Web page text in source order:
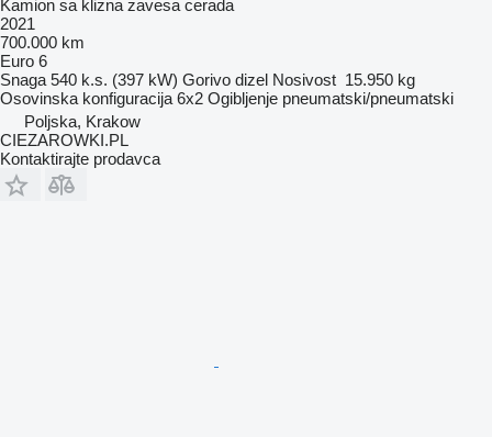
Kamion sa klizna zavesa cerada
2021
700.000 km
Euro 6
Snaga 540 k.s. (397 kW) Gorivo dizel Nosivost 15.950 kg
Osovinska konfiguracija 6x2 Ogibljenje pneumatski/pneumatski
Poljska, Krakow
CIEZAROWKI.PL
Kontaktirajte prodavca